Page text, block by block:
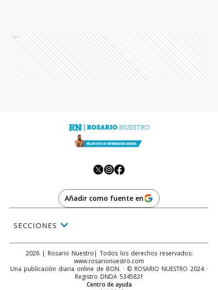
Ads
Añadir como fuente en
SECCIONES
2026| Rosario Nuestro | Todos los derechos reservados:
www.rosarionuestro.com
Una publicación diaria online de BON. · © ROSARIO NUESTRO 2024 ·
Registro DNDA 5345831
Centro de ayuda